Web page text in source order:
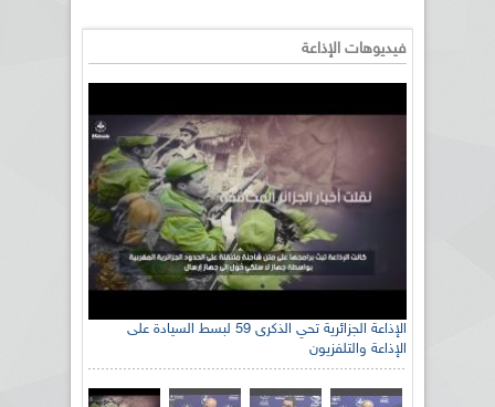
فيديوهات الإذاعة
الإذاعة الجزائرية تحي الذكرى 59 لبسط السيادة على
الإذاعة والتلفزيون